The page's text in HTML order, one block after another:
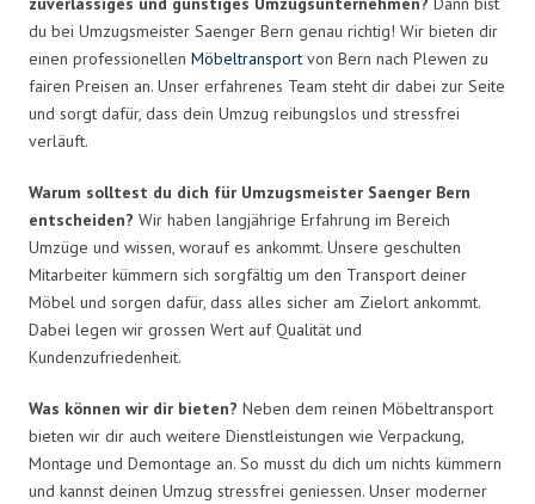
du bei Umzugsmeister Saenger Bern genau richtig! Wir bieten dir
einen professionellen Möbeltransport von Bern nach Plewen zu
fairen Preisen an. Unser erfahrenes Team steht dir dabei zur Seite
und sorgt dafür, dass dein Umzug reibungslos und stressfrei
verläuft.
Warum solltest du dich für Umzugsmeister Saenger Bern
entscheiden? Wir haben langjährige Erfahrung im Bereich
Umzüge und wissen, worauf es ankommt. Unsere geschulten
Mitarbeiter kümmern sich sorgfältig um den Transport deiner
Möbel und sorgen dafür, dass alles sicher am Zielort ankommt.
Dabei legen wir grossen Wert auf Qualität und
Kundenzufriedenheit.
Was können wir dir bieten? Neben dem reinen Möbeltransport
bieten wir dir auch weitere Dienstleistungen wie Verpackung,
Montage und Demontage an. So musst du dich um nichts kümmern
und kannst deinen Umzug stressfrei geniessen. Unser moderner